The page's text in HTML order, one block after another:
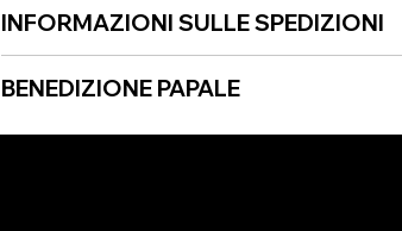
INFORMAZIONI SULLE SPEDIZIONI
BENEDIZIONE PAPALE